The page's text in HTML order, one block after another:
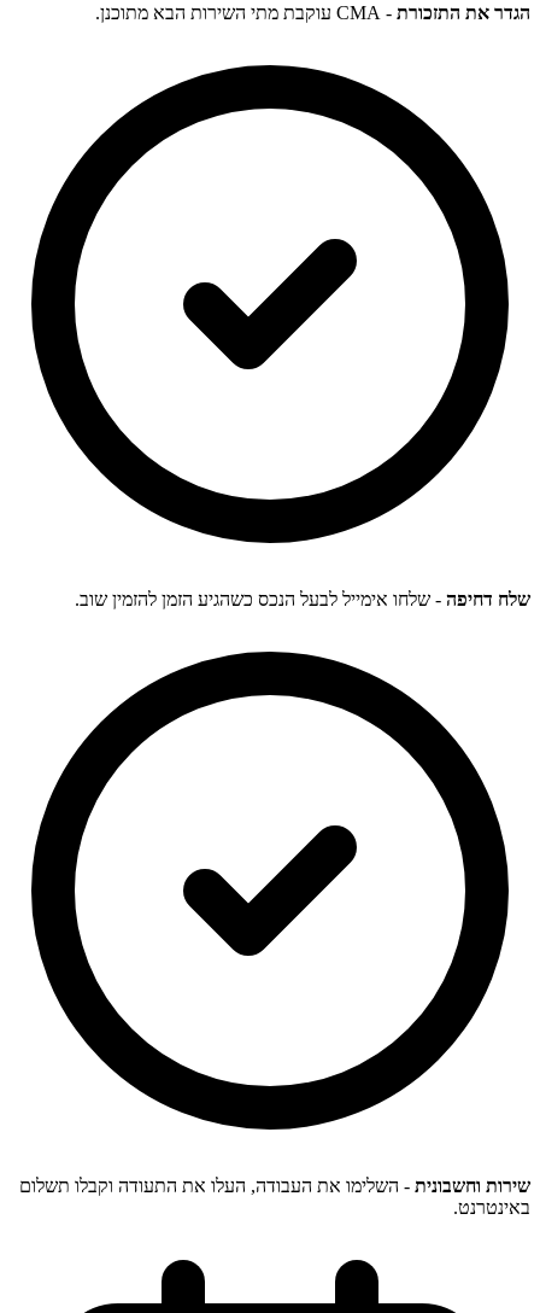
הגדר את התזכורת - CMA עוקבת מתי השירות הבא מתוכנן.
שלח דחיפה - שלחו אימייל לבעל הנכס כשהגיע הזמן להזמין שוב.
שירות וחשבונית - השלימו את העבודה, העלו את התעודה וקבלו תשלום
באינטרנט.